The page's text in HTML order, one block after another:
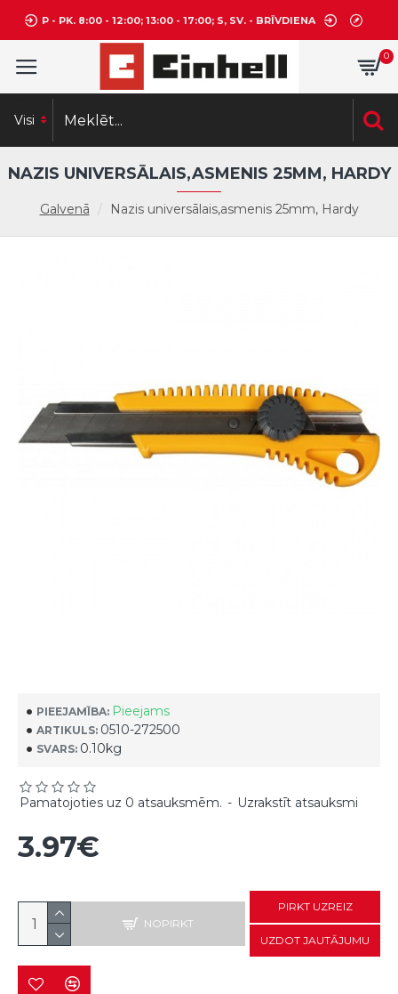
P - PK. 8:00 - 12:00; 13:00 - 17:00; S, SV. - BRĪVDIENA
0
Visi
Galvenā Nazis universālais,asmenis 25mm, Hardy
NAZIS UNIVERSĀLAIS,ASMENIS 25MM, HARDY
PIEEJAMĪBA: Pieejams
ARTIKULS: 0510-272500
SVARS: 0.10kg
Pamatojoties uz 0 atsauksmēm. - Uzrakstīt atsauksmi
3.97€
NOPIRKT
PIRKT UZREIZ
UZDOT JAUTĀJUMU